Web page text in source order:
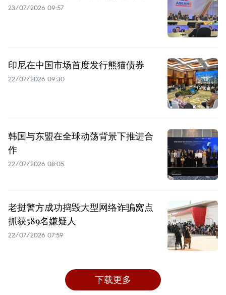
23/07/2026 09:57
印尼在中国市场首度发行熊猫债券
22/07/2026 09:30
韩国与东盟在全球动荡背景下推进合
作
22/07/2026 08:05
老挝警方成功捣毁大型网络诈骗窝点
抓获589名嫌疑人
22/07/2026 07:59
下载更多